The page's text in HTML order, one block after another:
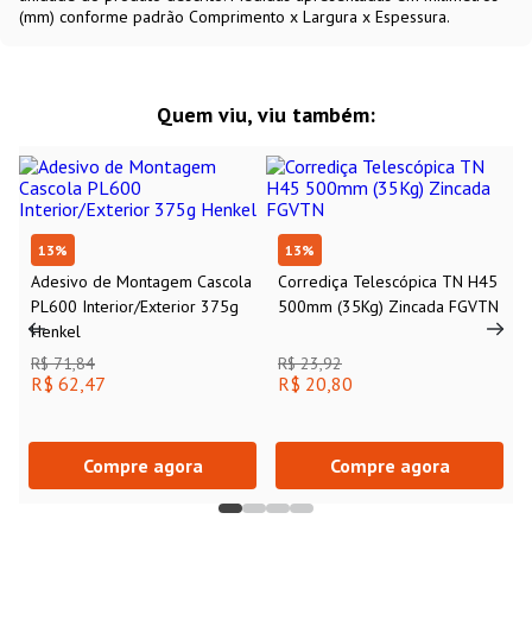
(mm) conforme padrão Comprimento x Largura x Espessura.
Quem viu, viu também:
13%
Adesivo de Montagem Cascola
PL600 Interior/Exterior 375g
Henkel
R$ 71,84
R$ 62,47
Compre agora
13%
Corrediça Telescópica TN H45
500mm (35Kg) Zincada FGVTN
R$ 23,92
R$ 20,80
Compre agora